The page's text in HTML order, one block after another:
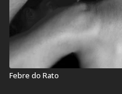
Febre do Rato